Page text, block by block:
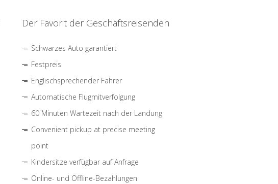
Der Favorit der Geschäftsreisenden
Schwarzes Auto garantiert
Festpreis
Englischsprechender Fahrer
Automatische Flugmitverfolgung
60 Minuten Wartezeit nach der Landung
Convenient pickup at precise meeting
point
Kindersitze verfügbar auf Anfrage
Online- und Offline-Bezahlungen